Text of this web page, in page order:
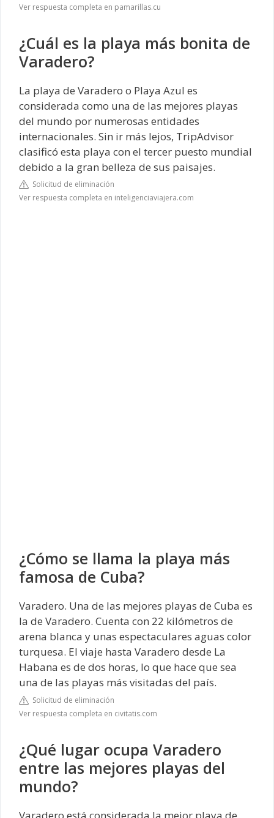
Ver respuesta completa en pamarillas.cu
¿Cuál es la playa más bonita de
Varadero?
La playa de Varadero o Playa Azul es
considerada como una de las mejores playas
del mundo por numerosas entidades
internacionales. Sin ir más lejos, TripAdvisor
clasificó esta playa con el tercer puesto mundial
debido a la gran belleza de sus paisajes.
Solicitud de eliminación
Ver respuesta completa en inteligenciaviajera.com
¿Cómo se llama la playa más
famosa de Cuba?
Varadero. Una de las mejores playas de Cuba es
la de Varadero. Cuenta con 22 kilómetros de
arena blanca y unas espectaculares aguas color
turquesa. El viaje hasta Varadero desde La
Habana es de dos horas, lo que hace que sea
una de las playas más visitadas del país.
Solicitud de eliminación
Ver respuesta completa en civitatis.com
¿Qué lugar ocupa Varadero
entre las mejores playas del
mundo?
Varadero está considerada la mejor playa de